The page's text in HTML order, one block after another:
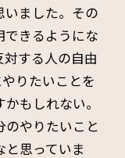
いました。その
きるようにな
する人の自由
りたいことを
もしれない。
やりたいこと
思っていま